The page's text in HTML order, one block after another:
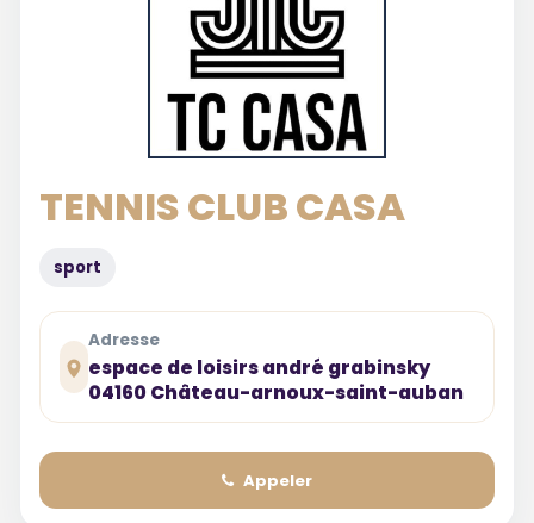
TENNIS CLUB CASA
sport
Adresse
espace de loisirs andré grabinsky
04160 Château-arnoux-saint-auban
Appeler